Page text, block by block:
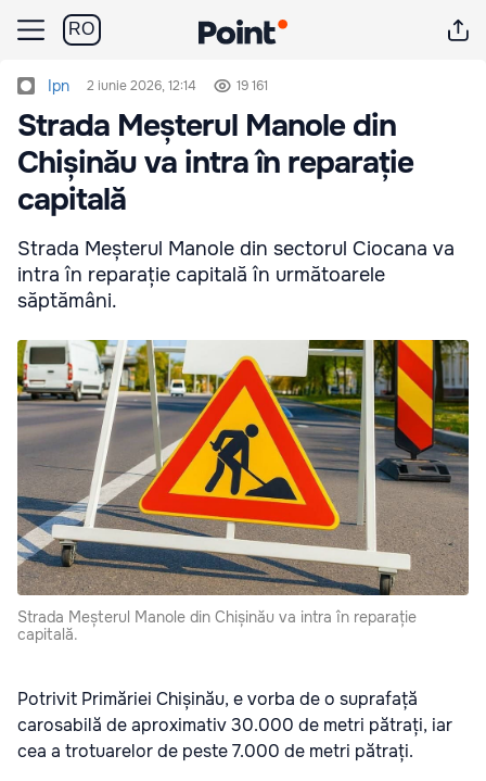
RO
Ipn 2 iunie 2026, 12:14 19 161
Strada Meșterul Manole din
Chișinău va intra în reparație
capitală
Strada Meșterul Manole din sectorul Ciocana va
intra în reparație capitală în următoarele
săptămâni.
Strada Meșterul Manole din Chișinău va intra în reparație
capitală.
Potrivit Primăriei Chișinău, e vorba de o suprafață
carosabilă de aproximativ 30.000 de metri pătrați, iar
cea a trotuarelor de peste 7.000 de metri pătrați.